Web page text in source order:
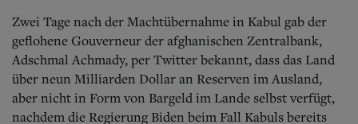
Zwei Tage nach der Machtübernahme in Kabul gab der
geflohene Gouverneur der afghanischen Zentralbank,
Adschmal Achmady, per Twitter bekannt, dass das Land
über neun Milliarden Dollar an Reserven im Ausland,
aber nicht in Form von Bargeld im Lande selbst verfügt,
nachdem die Regierung Biden beim Fall Kabuls bereits